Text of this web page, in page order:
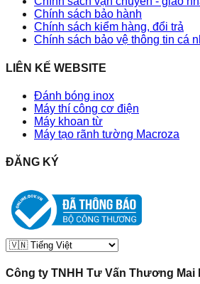
Chính sách bảo hành
Chính sách kiểm hàng, đổi trả
Chính sách bảo vệ thông tin cá
LIÊN KẾ WEBSITE
Đánh bóng inox
Máy thí công cơ điện
Máy khoan từ
Máy tạo rãnh tường Macroza
ĐĂNG KÝ
Công ty TNHH Tư Vấn Thương Mai